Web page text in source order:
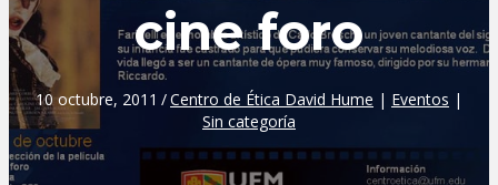
cine foro
10 octubre, 2011 /Centro de Ética David Hume | Eventos |
Sin categoría